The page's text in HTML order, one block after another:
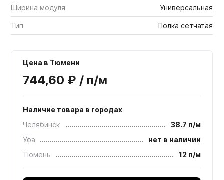
Ширина модуля Универсальная
Тип Полка сетчатая
Цена в Тюмени
744,60 ₽ / п/м
Наличие товара в городах
Челябинск
38.7 п/м
Уфа
нет в наличии
Тюмень
12 п/м